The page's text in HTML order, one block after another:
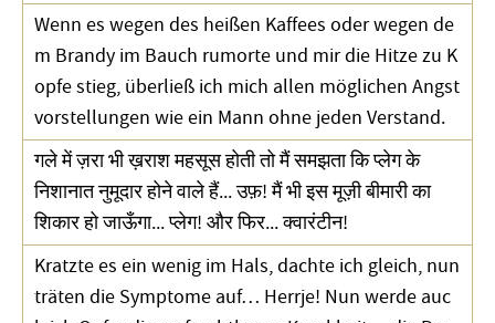
Wenn es wegen des heißen Kaffees oder wegen de
m Brandy im Bauch rumorte und mir die Hitze zu K
opfe stieg, überließ ich mich allen möglichen Angst
vorstellungen wie ein Mann ohne jeden Verstand.
गले में ज़रा भी ख़राश महसूस होती तो मैं समझता कि प्लेग के
निशानात नुमूदार होने वाले हैं... उफ़! मैं भी इस मूज़ी बीमारी का
शिकार हो जाऊँगा... प्लेग! और फिर... क्वारंटीन!
Kratzte es ein wenig im Hals, dachte ich gleich, nun
träten die Symptome auf… Herrje! Nun werde auc